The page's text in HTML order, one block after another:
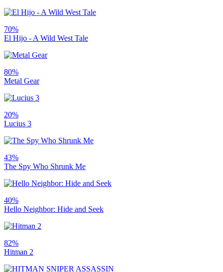
70%
El Hijo - A Wild West Tale
80%
Metal Gear
20%
Lucius 3
43%
The Spy Who Shrunk Me
40%
Hello Neighbor: Hide and Seek
82%
Hitman 2